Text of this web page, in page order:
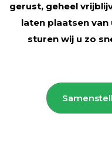
gerust, geheel
laten plaatsen van
sturen wij u zo